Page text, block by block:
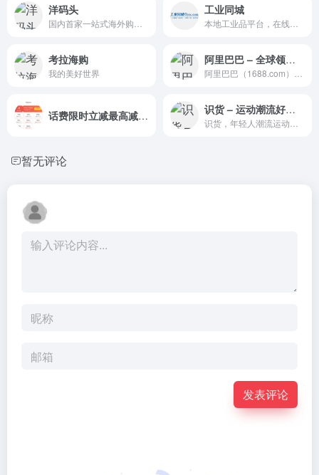
洋码头 工业同城
考拉海购
我的美好世界
阿里巴巴 – 全球领先的采购批发平台、批发网！
话费限时立减最高减8元 识货 – 运动潮流好物！精选正品好价
暂无评论
发表评论